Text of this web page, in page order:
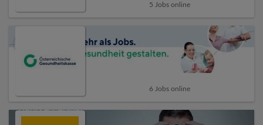
5 Jobs online
6 Jobs online